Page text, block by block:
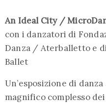
An Ideal City /
con i danzatori di
Danza / Aterballetto e
Ballet
Un’esposizione di
magnifico complesso